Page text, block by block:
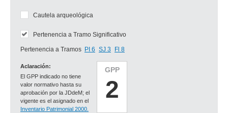
GPP
2
Aclaración:
El GPP indicado no tiene
valor normativo hasta su
aprobación por la JDdeM; el
vigente es el asignado en el
Inventario Patrimonial 2000.
Cautela arqueológica
Pertenencia a Tramo Significativo
Pertenencia a Tramos PI 6 SJ 3 Fl 8